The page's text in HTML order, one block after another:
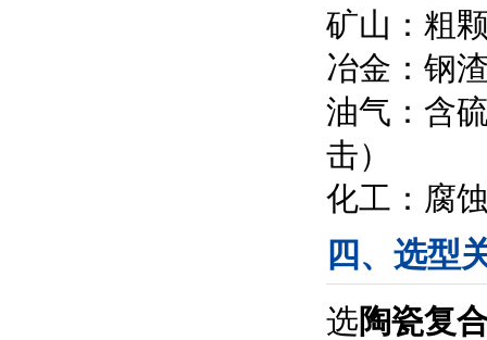
矿山：粗
冶金：钢
油气：含
击）
化工：腐
四、选型
选陶瓷复